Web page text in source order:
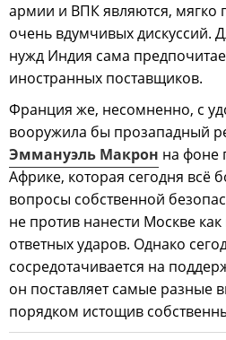
армии и ВПК являются, мягко
очень вдумчивых дискуссий.
нужд Индия сама
иностранных поставщиков.
Франция же, несомненно, с
вооружила бы прозападный
Эммануэль Макрон на фоне
Африке, которая сегодня всё
вопросы собственной
не против нанести Москве
ответных ударов. Однако
сосредотачивается на
он поставляет самые разные
порядком истощив